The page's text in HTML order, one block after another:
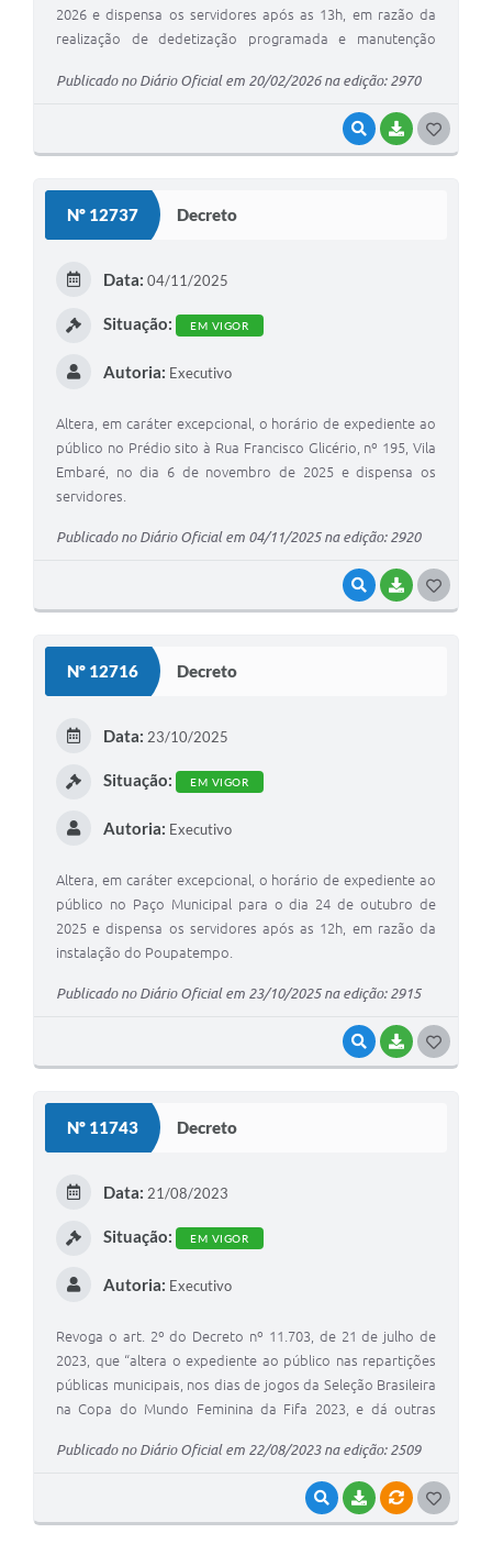
VISUALIZAR
BAIXAR
2026 e dispensa os servidores após as 13h, em razão da
realização de dedetização programada e manutenção
Publicado no Diário Oficial em 20/02/2026 na edição: 2970
Nº 12737 Decreto
VISUALIZAR
BAIXAR
Data: 04/11/2025
Situação: EM VIGOR
Autoria: Executivo
Altera, em caráter excepcional, o horário de expediente ao
público no Prédio sito à Rua Francisco Glicério, nº 195, Vila
Embaré, no dia 6 de novembro de 2025 e dispensa os
servidores.
Publicado no Diário Oficial em 04/11/2025 na edição: 2920
Nº 12716 Decreto
VISUALIZAR
BAIXAR
Data: 23/10/2025
Situação: EM VIGOR
Autoria: Executivo
Altera, em caráter excepcional, o horário de expediente ao
público no Paço Municipal para o dia 24 de outubro de
2025 e dispensa os servidores após as 12h, em razão da
instalação do Poupatempo.
Publicado no Diário Oficial em 23/10/2025 na edição: 2915
Nº 11743 Decreto
VISUALIZAR
BAIXARVÍNCULOS
Data: 21/08/2023
Situação: EM VIGOR
Autoria: Executivo
​Revoga o art. 2º do Decreto nº 11.703, de 21 de julho de
2023, que “altera o expediente ao público nas repartições
públicas municipais, nos dias de jogos da Seleção Brasileira
na Copa do Mundo Feminina da Fifa 2023, e dá outras
Publicado no Diário Oficial em 22/08/2023 na edição: 2509